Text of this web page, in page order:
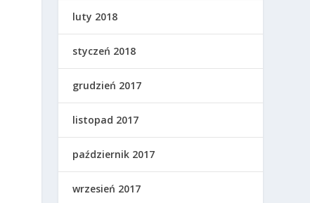
luty 2018
styczeń 2018
grudzień 2017
listopad 2017
październik 2017
wrzesień 2017